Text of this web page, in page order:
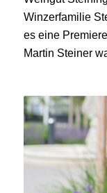
Winzerfamilie
es eine
Martin Steiner